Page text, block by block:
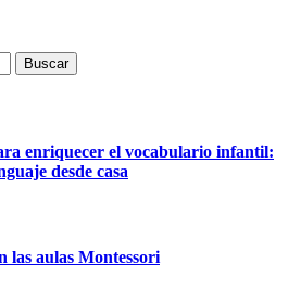
enriquecer el vocabulario infantil:
desde casa
las aulas Montessori